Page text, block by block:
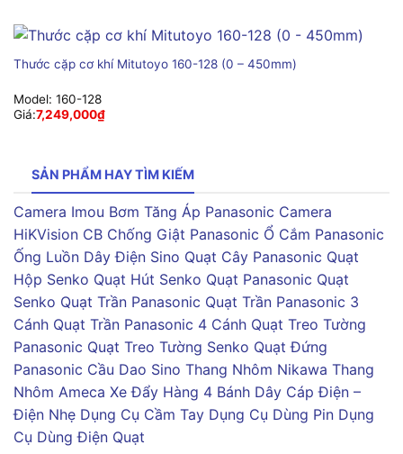
Thước cặp cơ khí Mitutoyo 160-128 (0 – 450mm)
Model: 160-128
Giá:7,249,000₫
SẢN PHẨM HAY TÌM KIẾM
Camera Imou Bơm Tăng Áp Panasonic Camera
HiKVision CB Chống Giật Panasonic Ổ Cắm Panasonic
Ống Luồn Dây Điện Sino Quạt Cây Panasonic Quạt
Hộp Senko Quạt Hút Senko Quạt Panasonic Quạt
Senko Quạt Trần Panasonic Quạt Trần Panasonic 3
Cánh Quạt Trần Panasonic 4 Cánh Quạt Treo Tường
Panasonic Quạt Treo Tường Senko Quạt Đứng
Panasonic Cầu Dao Sino Thang Nhôm Nikawa Thang
Nhôm Ameca Xe Đẩy Hàng 4 Bánh Dây Cáp Điện –
Điện Nhẹ Dụng Cụ Cầm Tay Dụng Cụ Dùng Pin Dụng
Cụ Dùng Điện Quạt